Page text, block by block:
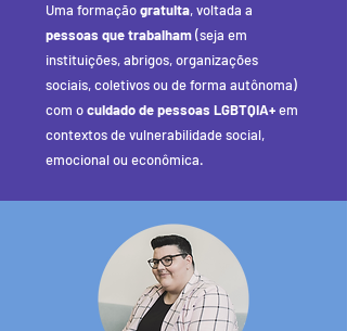
Uma formaçãogratuita, voltada a
pessoas que trabalham(seja em
instituições, abrigos, organizações
sociais, coletivos ou de forma autônoma)
com ocuidado de pessoas LGBTQIA+em
contextos de vulnerabilidade social,
emocional ou econômica.